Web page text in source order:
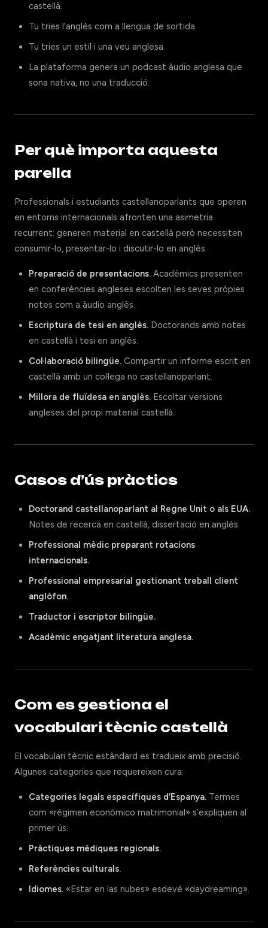
castellà.
Tu tries l’anglès com a llengua de sortida.
Tu tries un estil i una veu anglesa.
La plataforma genera un podcast àudio anglesa que
sona nativa, no una traducció.
Per què importa aquesta
parella
Professionals i estudiants castellanoparlants que operen
en entorns internacionals afronten una asimetria
recurrent: generen material en castellà però necessiten
consumir-lo, presentar-lo i discutir-lo en anglès.
Preparació de presentacions. Acadèmics presenten
en conferències angleses escolten les seves pròpies
notes com a àudio anglès.
Escriptura de tesi en anglès. Doctorands amb notes
en castellà i tesi en anglès.
Col·laboració bilingüe. Compartir un informe escrit en
castellà amb un col·lega no castellanoparlant.
Millora de fluïdesa en anglès. Escoltar versions
angleses del propi material castellà.
Casos d’ús pràctics
Doctorand castellanoparlant al Regne Unit o als EUA.
Notes de recerca en castellà, dissertació en anglès.
Professional mèdic preparant rotacions
internacionals.
Professional empresarial gestionant treball client
anglòfon.
Traductor i escriptor bilingüe.
Acadèmic engatjant literatura anglesa.
Com es gestiona el
vocabulari tècnic castellà
El vocabulari tècnic estàndard es tradueix amb precisió.
Algunes categories que requereixen cura:
Categories legals específiques d’Espanya. Termes
com «régimen económico matrimonial» s’expliquen al
primer ús.
Pràctiques mèdiques regionals.
Referències culturals.
Idiomes. «Estar en las nubes» esdevé «daydreaming».